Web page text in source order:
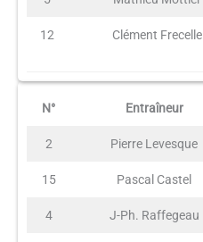
12 Clément Frecelle
N° Entraîneur
2 Pierre Levesque
15 Pascal Castel
4 J-Ph. Raffegeau